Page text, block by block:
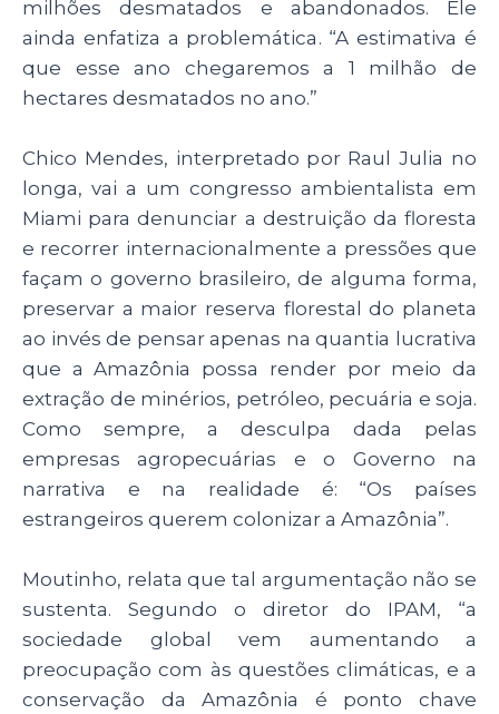
milhões desmatados e abandonados. Ele
ainda enfatiza a problemática. “A estimativa é
que esse ano chegaremos a 1 milhão de
hectares desmatados no ano.”
Chico Mendes, interpretado por Raul Julia no
longa, vai a um congresso ambientalista em
Miami para denunciar a destruição da floresta
e recorrer internacionalmente a pressões que
façam o governo brasileiro, de alguma forma,
preservar a maior reserva florestal do planeta
ao invés de pensar apenas na quantia lucrativa
que a Amazônia possa render por meio da
extração de minérios, petróleo, pecuária e soja.
Como sempre, a desculpa dada pelas
empresas agropecuárias e o Governo na
narrativa e na realidade é: “Os países
estrangeiros querem colonizar a Amazônia”.
Moutinho, relata que tal argumentação não se
sustenta. Segundo o diretor do IPAM, “a
sociedade global vem aumentando a
preocupação com às questões climáticas, e a
conservação da Amazônia é ponto chave